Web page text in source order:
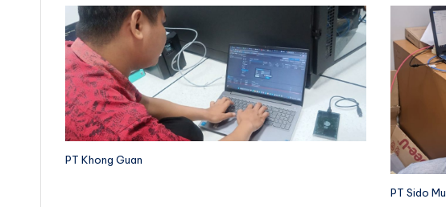
PT Khong Guan
PT Sido